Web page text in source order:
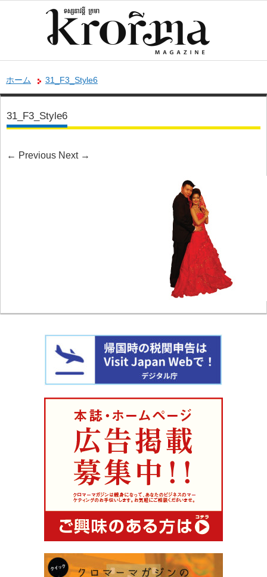
ホーム 31_F3_Style6
31_F3_Style6
← Previous Next →